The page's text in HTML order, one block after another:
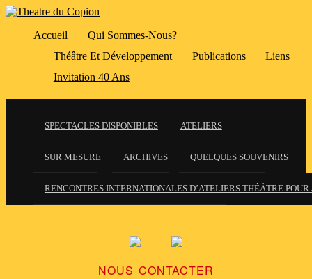
Accueil
Qui Sommes-Nous?
Théâtre Et Développement
Publications
Liens
Invitation 40 Ans
SPECTACLES DISPONIBLES ATELIERS
SUR MESURE ARCHIVES QUELQUES SOUVENIRS
RENCONTRES INTERNATIONALES D’ATELIERS THÉÂTRE POUR
NOUS CONTACTER